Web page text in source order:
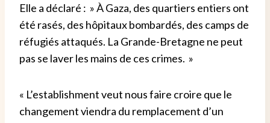
Elle a déclaré : » À Gaza, des quartiers entiers ont
été rasés, des hôpitaux bombardés, des camps de
réfugiés attaqués. La Grande-Bretagne ne peut
pas se laver les mains de ces crimes. »
« L’establishment veut nous faire croire que le
changement viendra du remplacement d’un